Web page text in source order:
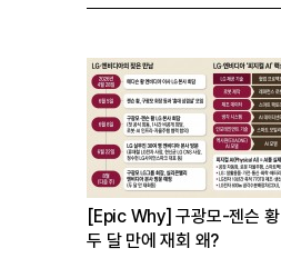
[Epic Why] 구광모-젠슨 황
두 달 만에 재회 왜?